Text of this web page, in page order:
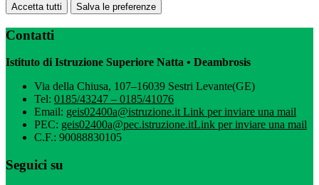
Accetta tutti Salva le preferenze
Contatti
Istituto di Istruzione Superiore Natta • Deambrosis
Via della Chiusa, 107–16039 Sestri Levante(GE)
Tel: 0185/43247 – 0185/41076
Email: geis02400a@istruzione.itLink per inviare una mail
PEC: geis02400a@pec.istruzione.itLink per inviare una mail
C.F.: 90088830105
Seguici su